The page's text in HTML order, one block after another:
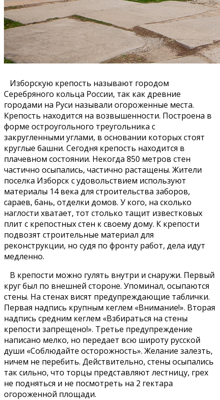
Изборскую крепость называют городом
Серебряного кольца России, так как древние
городами на Руси называли огороженные места.
Крепость находится на возвышенности. Построена в
форме остроугольного треугольника с
закругленными углами, в основании которых стоят
круглые башни. Сегодня крепость находится в
плачевном состоянии. Некогда 850 метров стен
частично осыпались, частично растащены. Жители
поселка Изборск с удовольствием используют
материалы 14 века для строительства заборов,
сараев, бань, отделки домов. У кого, на сколько
наглости хватает, тот столько тащит известковых
плит с крепостных стен к своему дому. К крепости
подвозят строительные материал для
реконструкции, но судя по фронту работ, дела идут
медленно.
В крепости можно гулять внутри и снаружи. Первый
круг был по внешней стороне. Упоминал, осыпаются
стены. На стенах висят предупреждающие таблички.
Первая надпись крупным кеглем «Внимание!». Вторая
надпись средним кеглем «Взбираться на стены
крепости запрещено!». Третье предупреждение
написано мелко, но передает всю широту русской
души «Соблюдайте осторожность». Желание залезть,
ничем не перебить. Действительно, стены осыпались
так сильно, что торцы представляют лестницу, грех
не подняться и не посмотреть на 2 гектара
огороженной площади.